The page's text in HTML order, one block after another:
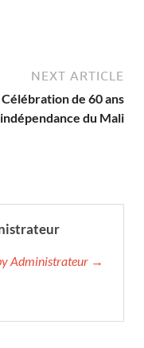
NEXT ARTICLE
Célébration de 60 ans
du Mali
Administrateur →